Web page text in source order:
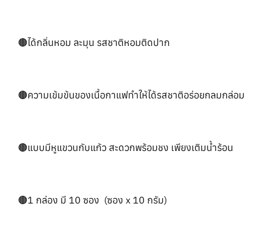
🟤ได้กลิ่นหอม ละมุน รสชาติหอมติดปาก
🟤ความเข้มข้นของเนื้อกาแฟทำให้ได้รสชาติอร่อยกลมกล่อม
🟤แบบมีหูแขวนกับแก้ว สะดวกพร้อมชง เพียงเติมน้ำร้อน
🟤1 กล่อง มี 10 ซอง (ซอง x 10 กรัม)